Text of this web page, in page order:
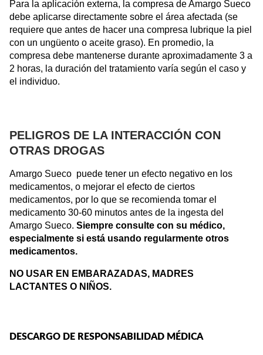
Para la aplicación externa, la compresa de Amargo Sueco
debe aplicarse directamente sobre el área afectada (se
requiere que antes de hacer una compresa lubrique la piel
con un ungüento o aceite graso). En promedio, la
compresa debe mantenerse durante aproximadamente 3 a
2 horas, la duración del tratamiento varía según el caso y
el individuo.
PELIGROS DE LA INTERACCIÓN CON
OTRAS DROGAS
Amargo Sueco puede tener un efecto negativo en los
medicamentos, o mejorar el efecto de ciertos
medicamentos, por lo que se recomienda tomar el
medicamento 30-60 minutos antes de la ingesta del
Amargo Sueco. Siempre consulte con su médico,
especialmente si está usando regularmente otros
medicamentos.
NO USAR EN EMBARAZADAS, MADRES
LACTANTES O NIÑOS.
DESCARGO DE RESPONSABILIDAD MÉDICA